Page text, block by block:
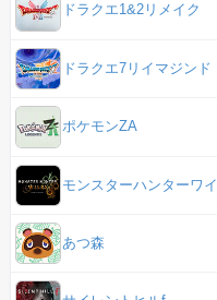
ドラクエ1&2リメイク
ドラクエ7リイマジンド
ポケモンZA
モンスターハンターワ
あつ森